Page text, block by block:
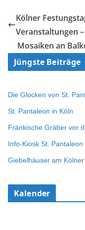
Kölner
Veranstaltungen
Mosaiken an
Jüngste Beiträge
Die Glocken von St.
St. Pantaleon in Köln
Fränkische Gräber vor
Info-Kiosk St. Pantaleon
Giebelhäuser am
Kalender